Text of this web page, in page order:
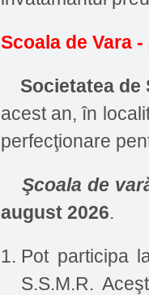
Scoala de Vara -
Societatea de
acest an, în
perfecţionare
Şcoala de
august 2026.
Pot participa
S.S.M.R.